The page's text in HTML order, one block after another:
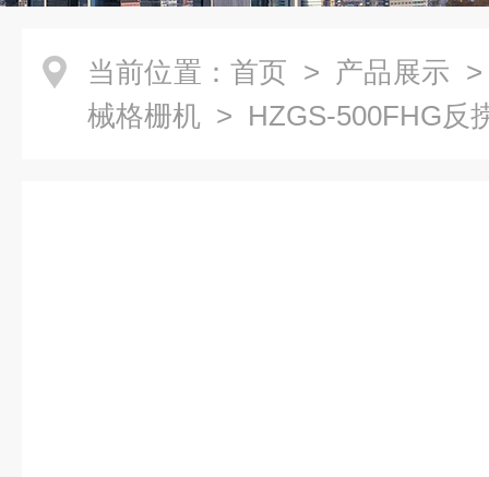
当前位置： 首页 > 产品展示
械格栅机 > HZGS-500FHG反